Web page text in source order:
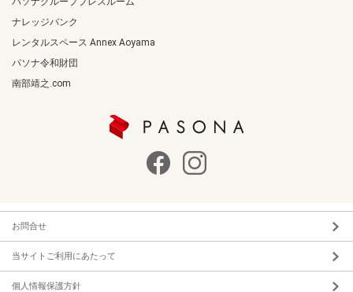
ナレッジバンク
レンタルスペース Annex Aoyama
パソナ令和財団
南部靖之.com
お問合せ
当サイトご利用にあたって
個人情報保護方針